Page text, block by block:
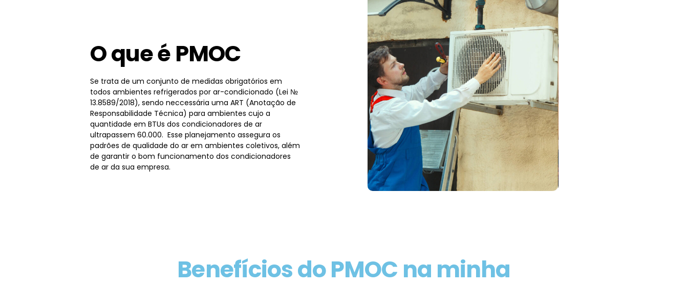
O que é PMOC
Se trata de um conjunto de medidas obrigatórios em
todos ambientes refrigerados por ar-condicionado (Lei №
13.8589/2018), sendo neccessária uma ART (Anotação de
Responsabilidade Técnica) para ambientes cujo a
quantidade em BTUs dos condicionadores de ar
ultrapassem 60.000. Esse planejamento assegura os
padrões de qualidade do ar em ambientes coletivos, além
de garantir o bom funcionamento dos condicionadores
de ar da sua empresa.
Benefícios do PMOC na minha